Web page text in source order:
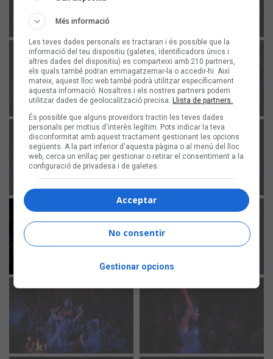
Més informació
Les teves dades personals es tractaran i és possible que la
informació del teu dispositiu (galetes, identificadors únics i
altres dades del dispositiu) es comparteixi amb 210 partners,
els quals també podran emmagatzemar-la o accedir-hi. Així
mateix, aquest lloc web també podrà utilitzar específicament
aquesta informació. Nosaltres i els nostres partners podem
utilitzar dades de geolocalització precisa. Llista de partners.
És possible que alguns proveïdors tractin les teves dades
personals per motius d'interès legítim. Pots indicar la teva
disconformitat amb aquest tractament gestionant les opcions
següents. A la part inferior d'aquesta pàgina o al menú del lloc
web, cerca un enllaç per gestionar o retirar el consentiment a la
configuració de privadesa i de galetes.
Acceptar
No consentir
Gestionar opcions